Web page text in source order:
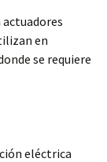
en
se requiere
eléctrica